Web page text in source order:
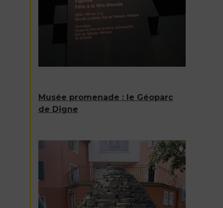
Musée promenade : le Géoparc
de Digne